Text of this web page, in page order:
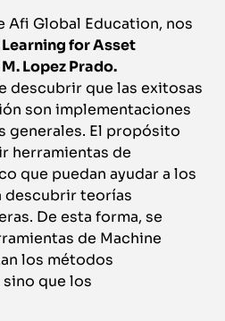
Afi Global Education, nos
for Asset
Lopez Prado.
descubrir que las exitosas
son implementaciones
generales. El propósito
herramientas de
que puedan ayudar a los
descubrir teorías
De esta forma, se
de Machine
los métodos
que los